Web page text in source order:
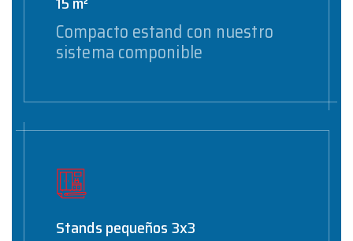
Compacto estand con nuestro
sistema componible
Stands pequeños 3x3